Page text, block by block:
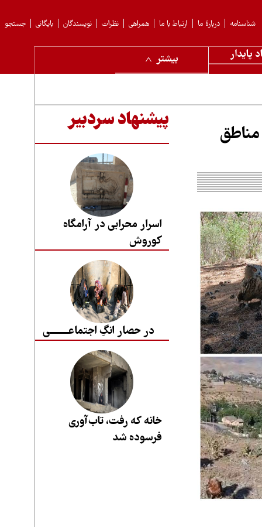
جستجو بایگانی نویسندگان نظرات همراهی ارتباط با ما دربارهٔ ما شناسنامه
پایدار بیشتر
در مناطق
پیشنهاد سردبیر
اسرار محرابی در آرامگاه
کوروش
در حصار انگِ اجتماعــــــــی
خانه که رفت، تاب‌آوری
فرسوده شد